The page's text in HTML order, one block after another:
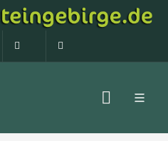
0160 99873408